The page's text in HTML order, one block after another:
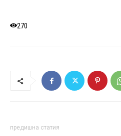
270
предишна статия